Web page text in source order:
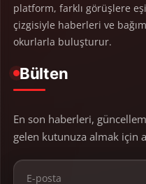
platform, farklı görüşlere
çizgisiyle haberleri ve
okurlarla buluşturur.
Bülten
En son haberleri,
gelen kutunuza almak için